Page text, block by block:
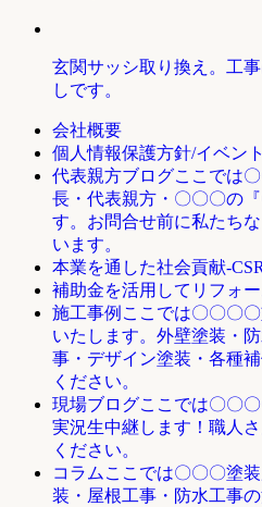
玄関サッシ取り換え。工
しです。
会社概要
個人情報保護方針/イベン
代表親方ブログここでは
長・代表親方・〇〇〇の
す。お問合せ前に私たち
います。
本業を通した社会貢献-
補助金を活用してリフォ
施工事例 ここでは〇〇〇
いたします。外壁塗装・
事・デザイン塗装・各種
ください。
現場ブログここでは〇〇
実況生中継します！職人
ください。
コラム ここでは〇〇〇塗
装・屋根工事・防水工事